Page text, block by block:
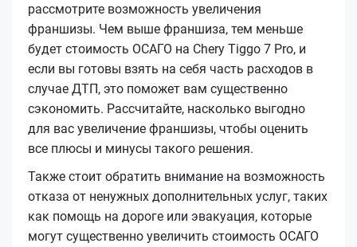
рассмотрите возможность увеличения
франшизы. Чем выше франшиза, тем меньше
будет стоимость ОСАГО на Chery Tiggo 7 Pro, и
если вы готовы взять на себя часть расходов в
случае ДТП, это поможет вам существенно
сэкономить. Рассчитайте, насколько выгодно
для вас увеличение франшизы, чтобы оценить
все плюсы и минусы такого решения.
Также стоит обратить внимание на возможность
отказа от ненужных дополнительных услуг, таких
как помощь на дороге или эвакуация, которые
могут существенно увеличить стоимость ОСАГО